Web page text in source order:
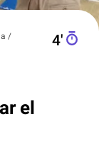
/
4′
el